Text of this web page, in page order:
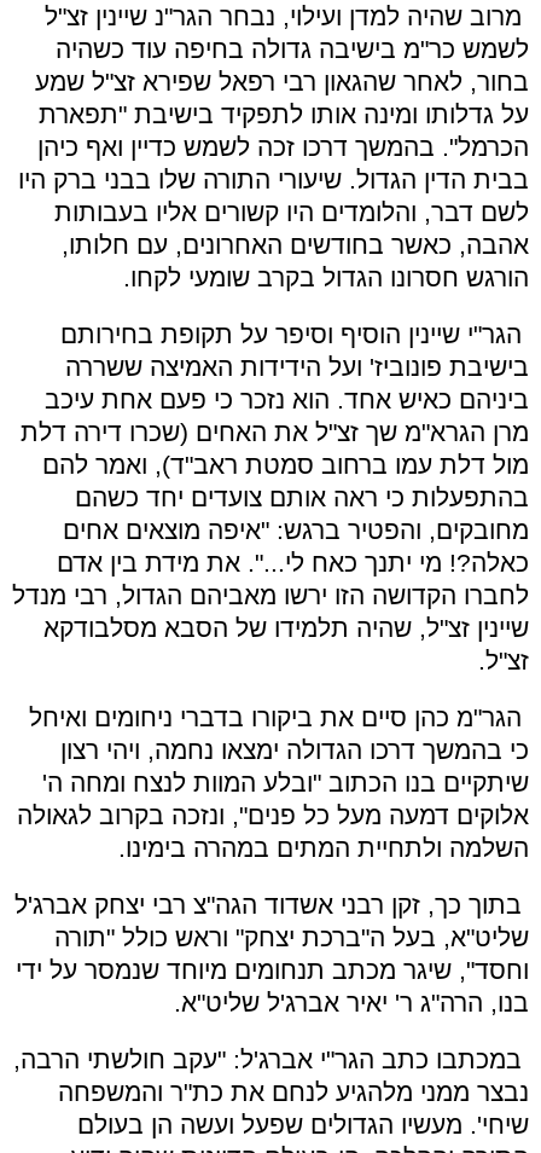
מרוב שהיה למדן ועילוי, נבחר הגר"נ שיינין זצ"ל
לשמש כר"מ בישיבה גדולה בחיפה עוד כשהיה
בחור, לאחר שהגאון רבי רפאל שפירא זצ"ל שמע
על גדלותו ומינה אותו לתפקיד בישיבת "תפארת
הכרמל". בהמשך דרכו זכה לשמש כדיין ואף כיהן
בבית הדין הגדול. שיעורי התורה שלו בבני ברק היו
לשם דבר, והלומדים היו קשורים אליו בעבותות
אהבה, כאשר בחודשים האחרונים, עם חלותו,
הורגש חסרונו הגדול בקרב שומעי לקחו.
הגר"י שיינין הוסיף וסיפר על תקופת בחירותם
בישיבת פונוביז' ועל הידידות האמיצה ששררה
ביניהם כאיש אחד. הוא נזכר כי פעם אחת עיכב
מרן הגרא"מ שך זצ"ל את האחים (שכרו דירה דלת
מול דלת עמו ברחוב סמטת ראב"ד), ואמר להם
בהתפעלות כי ראה אותם צועדים יחד כשהם
מחובקים, והפטיר ברגש: "איפה מוצאים אחים
כאלה?! מי יתנך כאח לי...". את מידת בין אדם
לחברו הקדושה הזו ירשו מאביהם הגדול, רבי מנדל
שיינין זצ"ל, שהיה תלמידו של הסבא מסלבודקא
זצ"ל.
הגר"מ כהן סיים את ביקורו בדברי ניחומים ואיחל
כי בהמשך דרכו הגדולה ימצאו נחמה, ויהי רצון
שיתקיים בנו הכתוב "ובלע המוות לנצח ומחה ה'
אלוקים דמעה מעל כל פנים", ונזכה בקרוב לגאולה
השלמה ולתחיית המתים במהרה בימינו.
בתוך כך, זקן רבני אשדוד הגה"צ רבי יצחק אברג'ל
שליט"א, בעל ה"ברכת יצחק" וראש כולל "תורה
וחסד", שיגר מכתב תנחומים מיוחד שנמסר על ידי
בנו, הרה"ג ר' יאיר אברג'ל שליט"א.
במכתבו כתב הגר"י אברג'ל: "עקב חולשתי הרבה,
נבצר ממני מלהגיע לנחם את כת"ר והמשפחה
שיחי'. מעשיו הגדולים שפעל ועשה הן בעולם